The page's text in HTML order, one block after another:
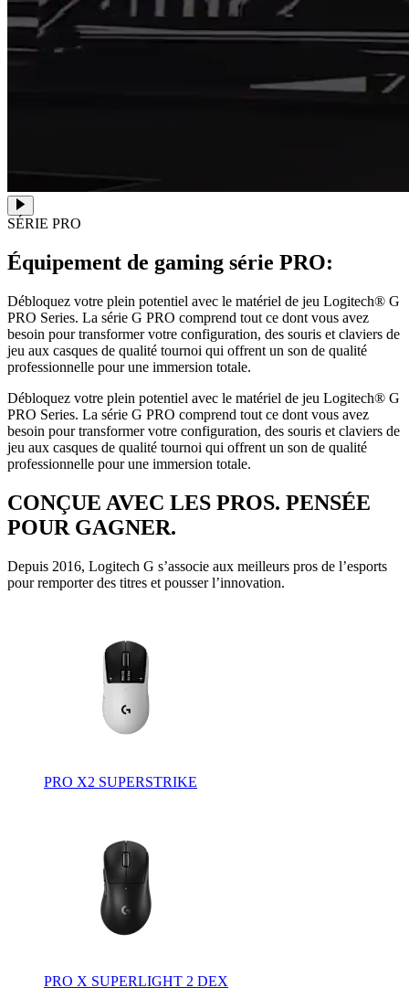
SÉRIE PRO
Équipement de gaming série PRO:
Débloquez votre plein potentiel avec le matériel de jeu Logitech® G
PRO Series. La série G PRO comprend tout ce dont vous avez
besoin pour transformer votre configuration, des souris et claviers de
jeu aux casques de qualité tournoi qui offrent un son de qualité
professionnelle pour une immersion totale.
Débloquez votre plein potentiel avec le matériel de jeu Logitech® G
PRO Series. La série G PRO comprend tout ce dont vous avez
besoin pour transformer votre configuration, des souris et claviers de
jeu aux casques de qualité tournoi qui offrent un son de qualité
professionnelle pour une immersion totale.
CONÇUE AVEC LES PROS. PENSÉE
POUR GAGNER.
Depuis 2016, Logitech G s’associe aux meilleurs pros de l’esports
pour remporter des titres et pousser l’innovation.
PRO X2 SUPERSTRIKE
PRO X SUPERLIGHT 2 DEX